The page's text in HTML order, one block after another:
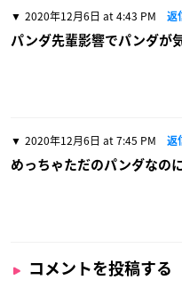
2020年12月6日 at 4:43 PM 返
パンダ先輩影響でパンダが
2020年12月6日 at 7:45 PM 返
めっちゃただのパンダなの
コメントを投稿する